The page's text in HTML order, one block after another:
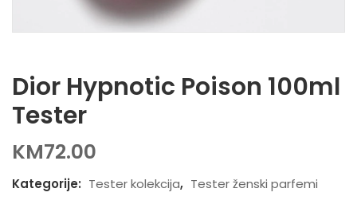
Dior Hypnotic Poison 100ml
Tester
KM72.00
Kategorije: Tester kolekcija, Tester ženski parfemi